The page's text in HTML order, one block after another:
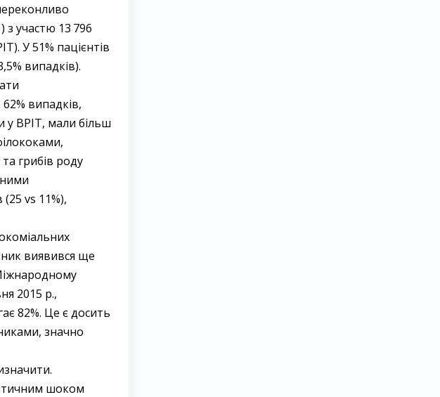
з участю 13 796
У 51% пацієнтів
випадків).
випадків,
у ВРІТ, мали більш
грибів роду
vs 11%),
виявився ще
2015 р.,
82%. Це є досить
значно
шоком